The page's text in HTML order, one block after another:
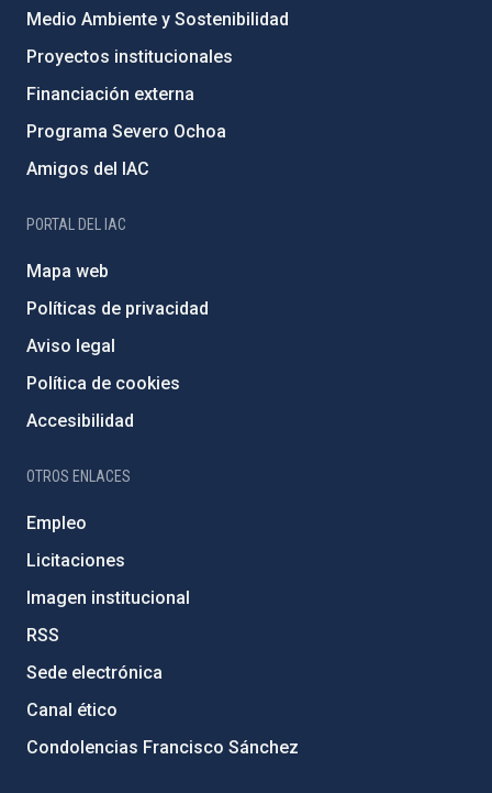
Medio Ambiente y Sostenibilidad
Proyectos institucionales
Financiación externa
Programa Severo Ochoa
Amigos del IAC
PORTAL DEL IAC
Mapa web
Políticas de privacidad
Aviso legal
Política de cookies
Accesibilidad
OTROS ENLACES
Empleo
Licitaciones
Imagen institucional
RSS
Sede electrónica
Canal ético
Condolencias Francisco Sánchez